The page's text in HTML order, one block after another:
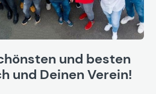
und besten
und Deinen Verein!